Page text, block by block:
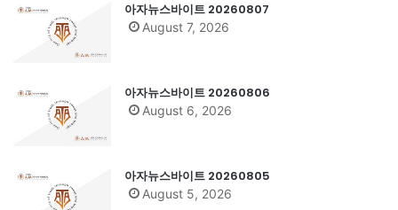
아자뉴스바이트 20260807
August 7, 2026
아자뉴스바이트 20260806
August 6, 2026
아자뉴스바이트 20260805
August 5, 2026